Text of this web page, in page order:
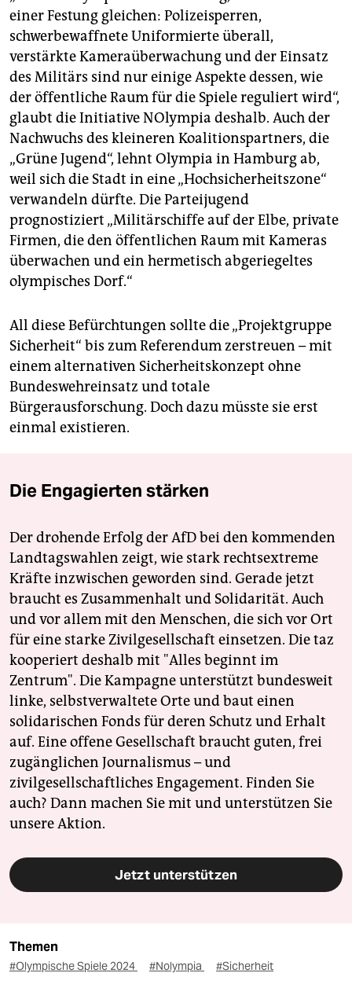
einer Festung gleichen: Polizeisperren,
schwerbewaffnete Uniformierte überall,
verstärkte Kameraüberwachung und der Einsatz
des Militärs sind nur einige Aspekte dessen, wie
der öffentliche Raum für die Spiele reguliert wird“,
glaubt die Initiative NOlympia deshalb. Auch der
Nachwuchs des kleineren Koalitionspartners, die
„Grüne Jugend“, lehnt Olympia in Hamburg ab,
weil sich die Stadt in eine „Hochsicherheitszone“
verwandeln dürfte. Die Parteijugend
prognostiziert „Militärschiffe auf der Elbe, private
Firmen, die den öffentlichen Raum mit Kameras
überwachen und ein hermetisch abgeriegeltes
olympisches Dorf.“
All diese Befürchtungen sollte die „Projektgruppe
Sicherheit“ bis zum Referendum zerstreuen – mit
einem alternativen Sicherheitskonzept ohne
Bundeswehreinsatz und totale
Bürgerausforschung. Doch dazu müsste sie erst
einmal existieren.
Die Engagierten stärken
Der drohende Erfolg der AfD bei den kommenden
Landtagswahlen zeigt, wie stark rechtsextreme
Kräfte inzwischen geworden sind. Gerade jetzt
braucht es Zusammenhalt und Solidarität. Auch
und vor allem mit den Menschen, die sich vor Ort
für eine starke Zivilgesellschaft einsetzen. Die taz
kooperiert deshalb mit "Alles beginnt im
Zentrum". Die Kampagne unterstützt bundesweit
linke, selbstverwaltete Orte und baut einen
solidarischen Fonds für deren Schutz und Erhalt
auf. Eine offene Gesellschaft braucht guten, frei
zugänglichen Journalismus – und
zivilgesellschaftliches Engagement. Finden Sie
auch? Dann machen Sie mit und unterstützen Sie
unsere Aktion.
Jetzt unterstützen
Themen
#Olympische Spiele 2024 #Nolympia #Sicherheit